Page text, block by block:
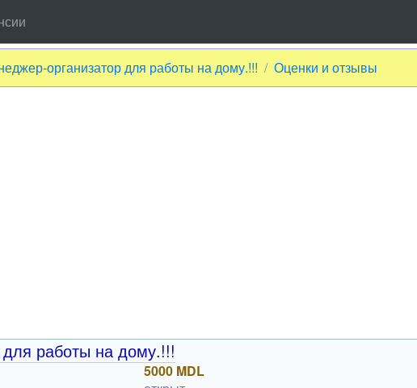
организатор для работы на дому.!!! Оценки и отзывы
работы на дому.!!!
5000 MDL